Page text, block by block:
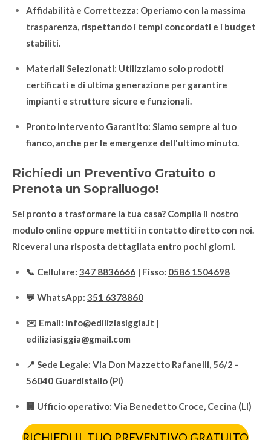
Affidabilità e Correttezza: Operiamo con la massima
trasparenza, rispettando i tempi concordati e i budget
stabiliti.
Materiali Selezionati: Utilizziamo solo prodotti
certificati e di ultima generazione per garantire
impianti e strutture sicure e funzionali.
Pronto Intervento Garantito: Siamo sempre al tuo
fianco, anche per le emergenze dell'ultimo minuto.
Richiedi un Preventivo Gratuito o
Prenota un Sopralluogo!
Sei pronto a trasformare la tua casa? Compila il nostro
modulo online oppure mettiti in contatto diretto con noi.
Riceverai una risposta dettagliata entro pochi giorni.
📞 Cellulare: 347 8836666| Fisso: 0586 1504698
💬 WhatsApp: 351 6378860
✉️ Email: info@ediliziasiggia.it |
ediliziasiggia@gmail.com
📍 Sede Legale: Via Don Mazzetto Rafanelli, 56/2 -
56040 Guardistallo (PI)
🏢 Ufficio operativo: Via Benedetto Croce, Cecina (LI)